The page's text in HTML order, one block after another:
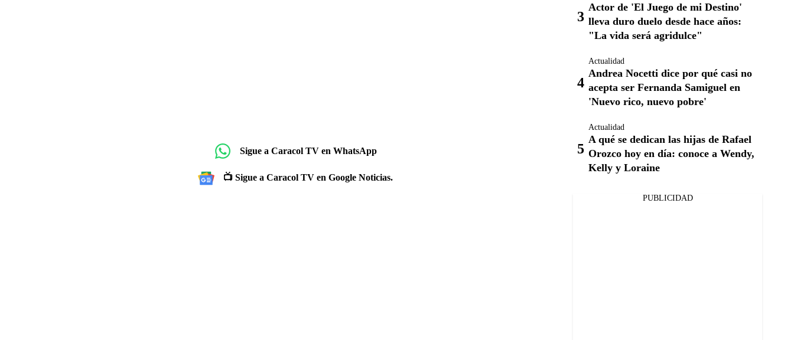
Sigue a Caracol TV en WhatsApp
📺 Sigue a Caracol TV en Google Noticias.
Actor de 'El Juego de mi Destino'
lleva duro duelo desde hace años:
"La vida será agridulce"
Actualidad
Andrea Nocetti dice por qué casi no
acepta ser Fernanda Samiguel en
'Nuevo rico, nuevo pobre'
Actualidad
A qué se dedican las hijas de Rafael
Orozco hoy en día: conoce a Wendy,
Kelly y Loraine
PUBLICIDAD